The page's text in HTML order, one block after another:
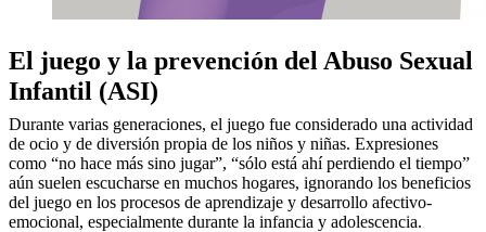
El juego y la prevención del Abuso Sexual
Infantil (ASI)
Durante varias generaciones, el juego fue considerado una actividad
de ocio y de diversión propia de los niños y niñas. Expresiones
como “no hace más sino jugar”, “sólo está ahí perdiendo el tiempo”
aún suelen escucharse en muchos hogares, ignorando los beneficios
del juego en los procesos de aprendizaje y desarrollo afectivo-
emocional, especialmente durante la infancia y adolescencia.